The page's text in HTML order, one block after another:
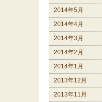
2014年5月
2014年4月
2014年3月
2014年2月
2014年1月
2013年12月
2013年11月